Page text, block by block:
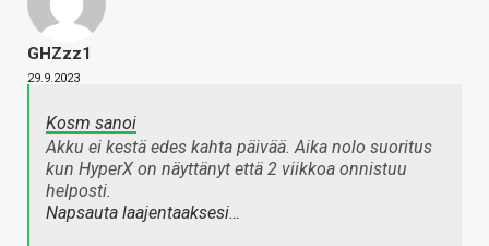
GHZzz1
29.9.2023
Kosm sanoi
Akku ei kestä edes kahta päivää. Aika nolo suoritus
kun HyperX on näyttänyt että 2 viikkoa onnistuu
helposti.
Napsauta laajentaaksesi…